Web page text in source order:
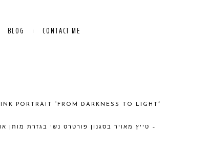
BLOG CONTACT ME
INK PORTRAIT “FROM DARKNESS TO LIGHT”